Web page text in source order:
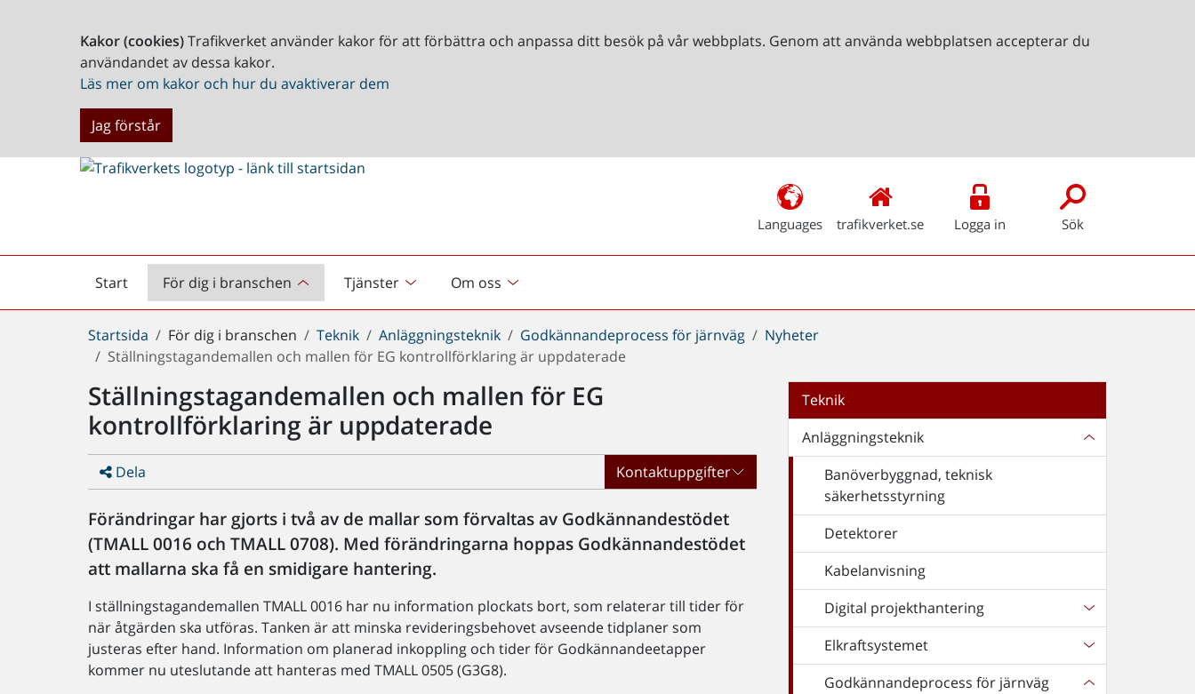
Kakor (cookies)Trafikverket använder kakor för att förbättra och anpassa ditt besök på vår webbplats. Genom att använda webbplatsen accepterar du
användandet av dessa kakor.
Läs mer om kakor och hur du avaktiverar dem
Jag förstår
Languages trafikverket.se Logga in Sök
Start
Startsida För dig i branschen Tjänster Om oss
Du
är
Startsida För dig i branschen Teknik Anläggningsteknik Godkännandeprocess för järnväg
Nyheter
Ställningstagandemallen och mallen för EG kontrollförklaring är uppdaterade
Ställningstagandemallen och mallen för EG
kontrollförklaring är uppdaterade
Dela Kontaktuppgifter
Förändringar har gjorts i två av de mallar som förvaltas av Godkännandestödet
(TMALL 0016 och TMALL 0708). Med förändringarna hoppas Godkännandestödet
att mallarna ska få en smidigare hantering.
I ställningstagandemallen TMALL 0016 har nu information plockats bort, som relaterar till tider för
när åtgärden ska utföras. Tanken är att minska revideringsbehovet avseende tidplaner som
justeras efter hand. Information om planerad inkoppling och tider för Godkännandeetapper
kommer nu uteslutande att hanteras med TMALL 0505 (G3G8).
Teknik
Anläggningsteknik
Banöverbyggnad, teknisk
säkerhetsstyrning
Detektorer
Kabelanvisning
Digital projekthantering
Elkraftsystemet
Godkännandeprocess för järnväg